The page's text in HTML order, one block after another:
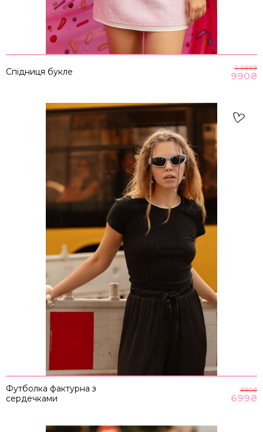
Спідниця букле 1 699₴
990₴
Футболка фактурна з
сердечками
990₴
699₴